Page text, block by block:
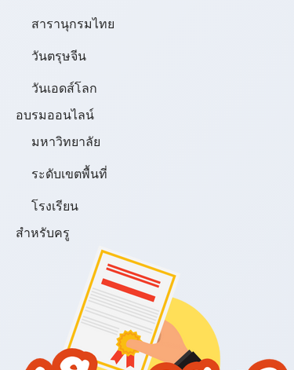
สารานุกรมไทย
วันตรุษจีน
วันเอดส์โลก
อบรมออนไลน์
มหาวิทยาลัย
ระดับเขตพื้นที่
โรงเรียน
สำหรับครู